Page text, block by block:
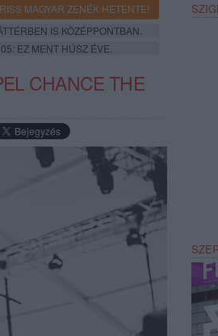
MAGYAR ZENÉK HETENTE!
IS KÖZÉPPONTBAN.
EZ MENT HÚSZ ÉVE.
CHANCE THE